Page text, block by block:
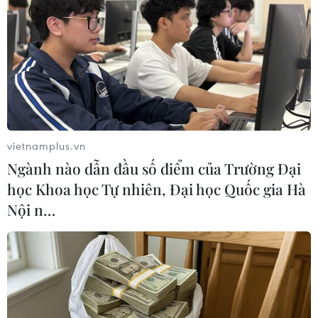
12/11/2019 10:29
Syria: Xảy ra 3 vụ đánh bom đồng
thời tại Qamishli của người Kurd
12/11/2019 00:05
Lãnh đạo Thổ Nhĩ Kỳ và Nga điện
đàm về tình hình Syria
10/11/2019 04:10
Thổ Nhĩ Kỳ và lực lượng nổi dậy bất
ngờ tấn công vào Bắc Syria
vietnamplus.vn
Ngành nào dẫn đầu số điểm của Trường Đại
học Khoa học Tự nhiên, Đại học Quốc gia Hà
Nội n…